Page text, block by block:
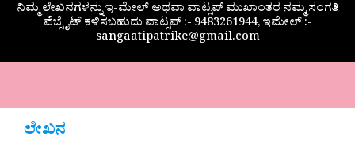
ನಿಮ್ಮ ಲೇಖನಗಳನ್ನು ಇ-ಮೇಲ್ ಅಥವಾ ವಾಟ್ಸಪ್ ಮುಖಾಂತರ ನಮ್ಮ ಸಂಗತಿ
ವೆಬ್ಸೈಟ್ ಕಳಿಸಬಹುದು ವಾಟ್ಸಪ್‌ :- 9483261944, ಇಮೇಲ್ :-
sangaatipatrike@gmail.com
ಲೇಖನ